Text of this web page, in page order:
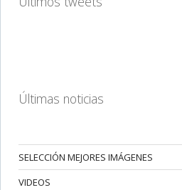
Últimas noticias
SELECCIÓN MEJORES IMÁGENES
VIDEOS